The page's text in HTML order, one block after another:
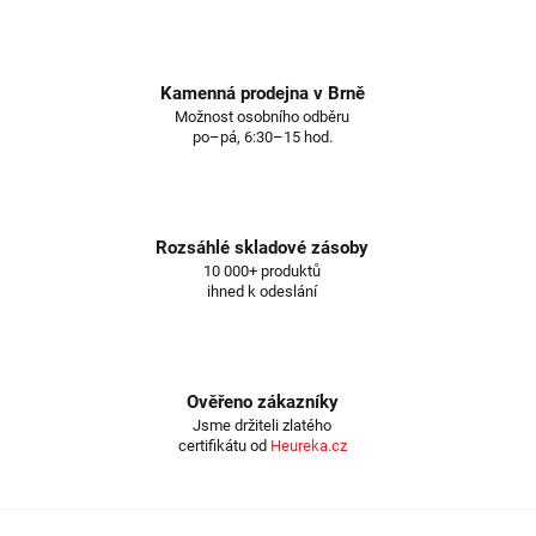
Kamenná prodejna v Brně
Možnost osobního odběru
po–pá, 6:30–15 hod.
Rozsáhlé skladové zásoby
10 000+ produktů
ihned k odeslání
Ověřeno zákazníky
Jsme držiteli zlatého
certifikátu od Heureka.cz